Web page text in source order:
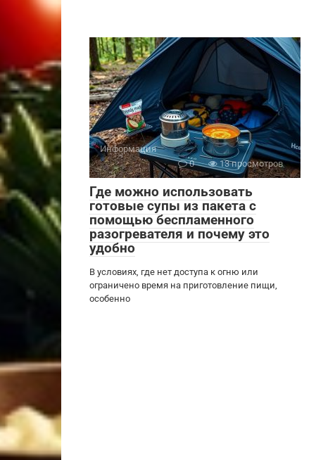
Информация
0
13 просмотров
Где можно использовать
готовые супы из пакета с
помощью беспламенного
разогревателя и почему это
удобно
В условиях, где нет доступа к огню или
ограничено время на приготовление пищи,
особенно